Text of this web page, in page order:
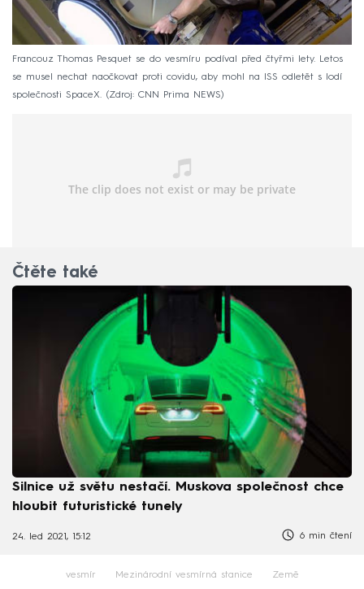
Francouz Thomas Pesquet se do vesmíru podíval před čtyřmi lety. Letos
se musel nechat naočkovat proti covidu, aby mohl na ISS odletět s lodí
společnosti SpaceX.
Zdroj: CNN Prima NEWS
Čtěte také
Silnice už světu nestačí. Muskova společnost chce
hloubit futuristické tunely
24. led 2021, 15:12 6 min čtení
vesmír Mezinárodní vesmírná stanice Země